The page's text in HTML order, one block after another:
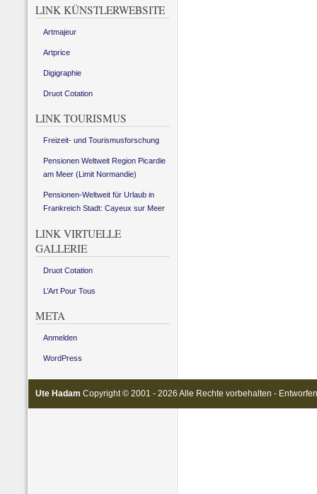
LINK KÜNSTLERWEBSITE
Artmajeur
Artprice
Digigraphie
Druot Cotation
LINK TOURISMUS
Freizeit- und Tourismusforschung
Pensionen Weltweit Region Picardie
am Meer (Limit Normandie)
Pensionen-Weltweit für Urlaub in
Frankreich Stadt: Cayeux sur Meer
LINK VIRTUELLE
GALLERIE
Druot Cotation
L’Art Pour Tous
META
Anmelden
WordPress
Ute Hadam Copyright © 2001 - 2026 Alle Rechte vorbehalten -